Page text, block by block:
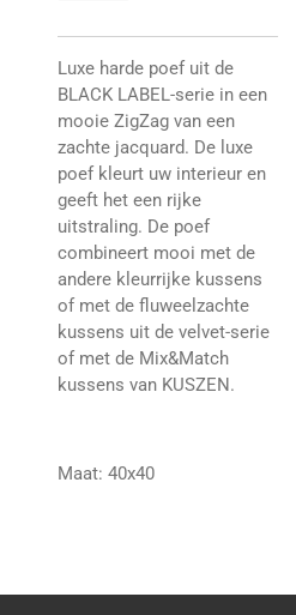
Luxe harde poef uit de
BLACK LABEL-serie in een
mooie ZigZag van een
zachte jacquard. De luxe
poef kleurt uw interieur en
geeft het een rijke
uitstraling. De poef
combineert mooi met de
andere kleurrijke kussens
of met de fluweelzachte
kussens uit de velvet-serie
of met de Mix&Match
kussens van KUSZEN.
Maat: 40x40